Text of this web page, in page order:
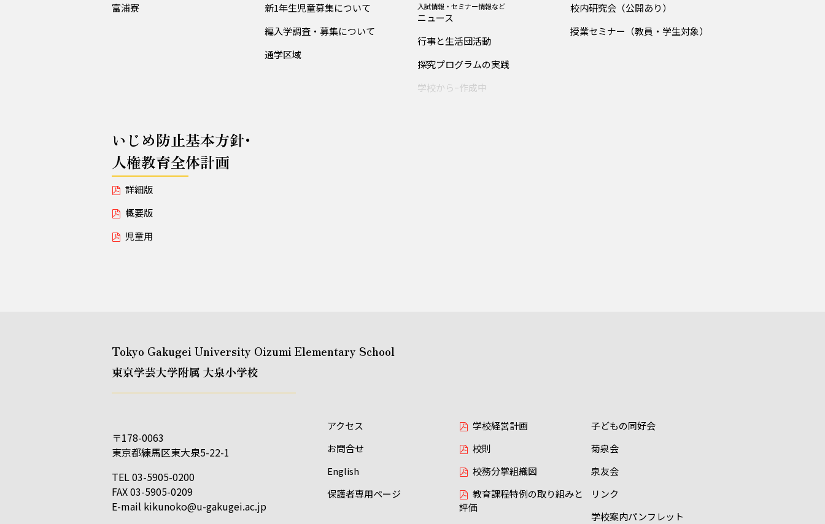
富浦寮
新1年生児童募集について
編入学調査・募集について
通学区域
入試情報・セミナー情報など
ニュース
行事と生活団活動
探究プログラムの実践
学校からｰ作成中
校内研究会（公開あり）
授業セミナー（教員・学生対象）
いじめ防止基本方針･
人権教育全体計画
詳細版
概要版
児童用
Tokyo Gakugei University Oizumi Elementary School
東京学芸大学附属 大泉小学校
〒178-0063
東京都練馬区東大泉5-22-1
TEL 03-5905-0200
FAX 03-5905-0209
E-mail kikunoko@u-gakugei.ac.jp
アクセス
お問合せ
English
保護者専用ページ
学校経営計画
校則
校務分掌組織図
教育課程特例の取り組みと
評価
子どもの同好会
菊泉会
泉友会
リンク
学校案内パンフレット